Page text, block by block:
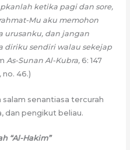
ketika pagi dan sore,
rahmat-Mu aku memohon
urusanku, dan jangan
diriku sendiri walau sekejap
As-Sunan Al-Kubra,6: 147
no. 46.)
senantiasa tercurah
dan pengikut beliau.
“Al-Hakim”